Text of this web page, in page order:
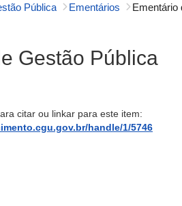
Pública Ementários
Gestão Pública
citar ou linkar para este item:
handle/1/5746